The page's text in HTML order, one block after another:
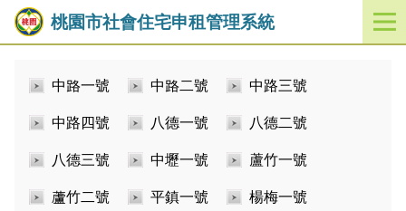
桃園市社會住宅申租管理系統
開
啟
中路一號 中路二號 中路三號
中路四號 八德一號 八德二號
八德三號 中壢一號 蘆竹一號
蘆竹二號 平鎮一號 楊梅一號